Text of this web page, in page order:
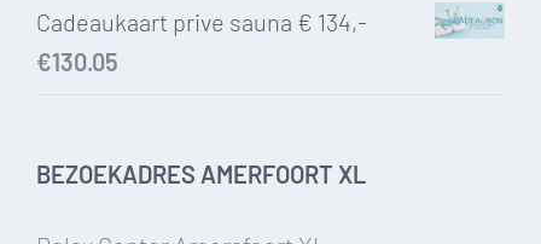
Cadeaukaart prive sauna € 134,-
€130.05
BEZOEKADRES AMERFOORT XL